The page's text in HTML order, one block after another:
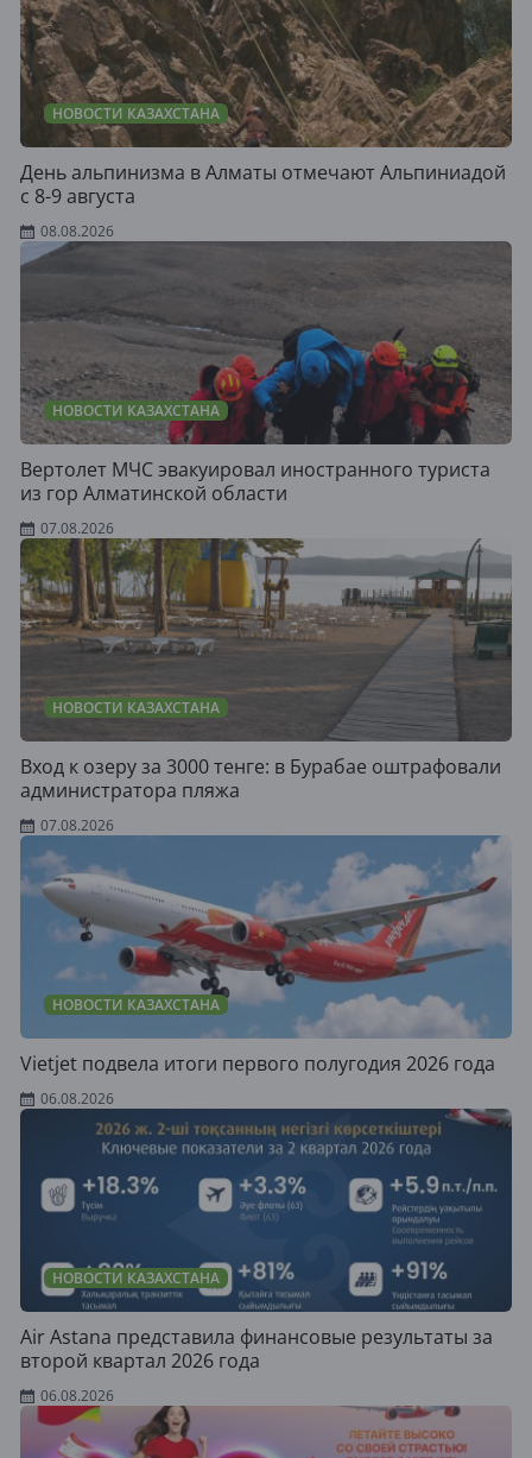
НОВОСТИ КАЗАХСТАНА
День альпинизма в Алматы отмечают Альпиниадой
с 8-9 августа
08.08.2026
НОВОСТИ КАЗАХСТАНА
Вертолет МЧС эвакуировал иностранного туриста
из гор Алматинской области
07.08.2026
НОВОСТИ КАЗАХСТАНА
Вход к озеру за 3000 тенге: в Бурабае оштрафовали
администратора пляжа
07.08.2026
НОВОСТИ КАЗАХСТАНА
Vietjet подвела итоги первого полугодия 2026 года
06.08.2026
НОВОСТИ КАЗАХСТАНА
Air Astana представила финансовые результаты за
второй квартал 2026 года
06.08.2026